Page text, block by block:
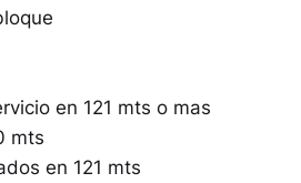
en 121 mts o mas
mts
en 121 mts